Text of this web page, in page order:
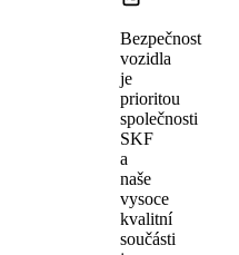
Bezpečnost
vozidla
je
prioritou
společnosti
SKF
a
naše
vysoce
kvalitní
součásti